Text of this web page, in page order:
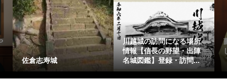
佐倉志寿城
川越城の訪問になる場所
情報【信長の野望・出陣
名城図鑑】登録・訪問...